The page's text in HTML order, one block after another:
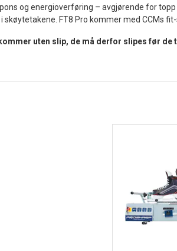
og energioverføring – avgjørende for
skøytetakene. FT8 Pro kommer med CCMs
uten slip, de må derfor slipes før de